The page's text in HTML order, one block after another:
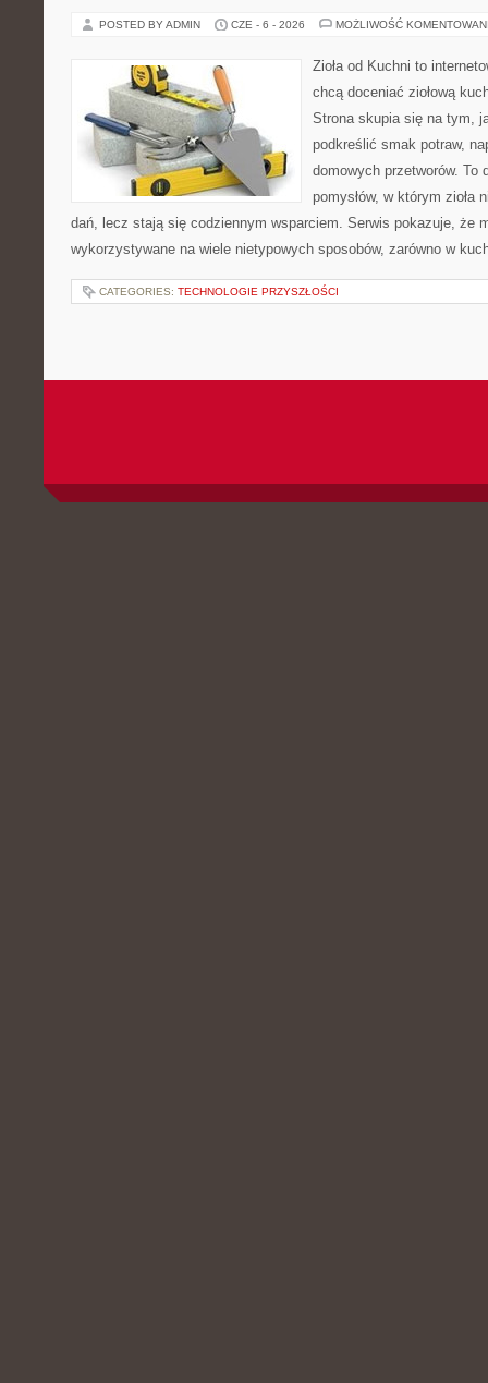
POSTED BY ADMIN CZE - 6 - 2026 MOŻLIWOŚĆ
Zioła od Kuchni to
chcą doceniać ziołową
Strona skupia się na tym,
podkreślić smak potraw,
domowych przetworów. To
pomysłów, w którym zioła
dań, lecz stają się codziennym wsparciem. Serwis pokazuje, że
wykorzystywane na wiele nietypowych sposobów, zarówno w
CATEGORIES: TECHNOLOGIE PRZYSZŁOŚCI